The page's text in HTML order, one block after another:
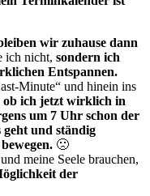
wir zuhause dann
ich nicht, sondern ich
Entspannen.
Minute“ und hinein ins
ob ich jetzt wirklich in
um 7 Uhr schon der
geht und ständig
🙁
meine Seele brauchen,
der